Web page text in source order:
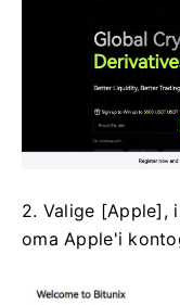
2. Valige [Apple],
oma Apple'i